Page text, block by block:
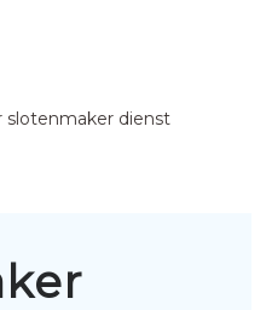
slotenmaker dienst